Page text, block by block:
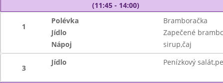
(11:45 - 14:00)
1
Polévka
Bramboračka
Jídlo
Zapečené
Nápoj
sirup,čaj
3
Jídlo Penízkový